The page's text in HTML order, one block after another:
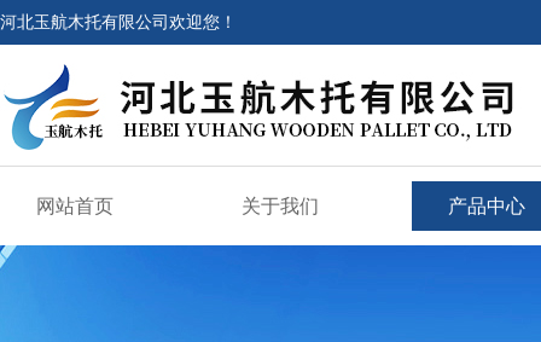
河北玉航木托有限公司欢迎您！
网站首页 关于我们 产品中心